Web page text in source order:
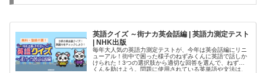
英語クイズ ～街ナカ英会話編 | 英語力測定テスト
| NHK出版
毎年大人気の英語力測定テストが、今年は英会話編にリニ
ューアル！街中で困った様子のねずみくんに英語で話しか
けられた！3つの選択肢から適切な回答を選んで、ねずみ
くんを助けよう。問題に使用されている英単語や文法は、